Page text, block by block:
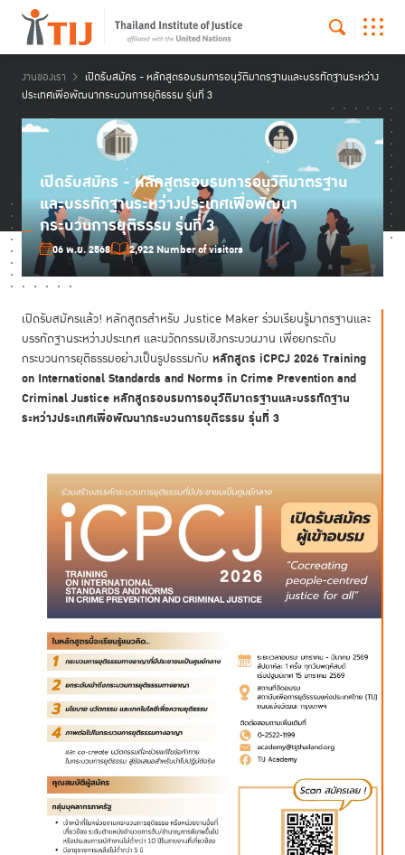
งานของเรา
เปิดรับสมัคร - หลักสูตรอบรมการอนุวัติมาตรฐานและบรรทัดฐานระหว่าง
ประเทศเพื่อพัฒนากระบวนการยุติธรรม รุ่นที่ 3
เปิดรับสมัคร - หลักสูตรอบรมการอนุวัติมาตรฐาน
และบรรทัดฐานระหว่างประเทศเพื่อพัฒนา
กระบวนการยุติธรรม รุ่นที่ 3
06 พ.ย. 2568 2,922 Number of visitors
เปิดรับสมัครแล้ว! หลักสูตรสำหรับ Justice Maker ร่วมเรียนรู้มาตรฐานและ
บรรทัดฐานระหว่างประเทศ และนวัตกรรมเชิงกระบวนงาน เพื่อยกระดับ
กระบวนการยุติธรรมอย่างเป็นรูปธรรมกับ หลักสูตร iCPCJ 2026 Training
on International Standards and Norms in Crime Prevention and
Criminal Justice หลักสูตรอบรมการอนุวัติมาตรฐานและบรรทัดฐาน
ระหว่างประเทศเพื่อพัฒนากระบวนการยุติธรรม รุ่นที่ 3